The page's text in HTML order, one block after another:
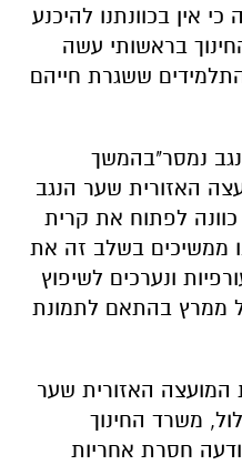
אין בכוונתנו להיכנע
בראשותי עשה
ששגרת חייהם
נמסר"בהמשך
האזורית שער הנגב
לפתוח את קרית
ממשיכים בשלב זה את
ונערכים לשיפוץ
ממרץ בהתאם לתמונת
האזורית שער
משרד החינוך
חסרת אחריות